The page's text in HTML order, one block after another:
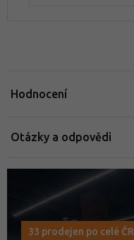
Hodnocení
Otázky a odpovědi
33 prodejen po celé ČR